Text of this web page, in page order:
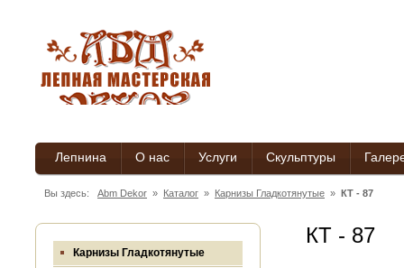
Лепнина О нас Услуги Скульптуры
Вы здесь: Abm Dekor » Каталог » Карнизы Гладкотянутые » КТ - 87
Карнизы Гладкотянутые
КТ - 87